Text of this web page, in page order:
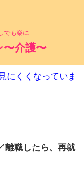
でも楽に
介護〜
ています。ご迷
離職したら、再就